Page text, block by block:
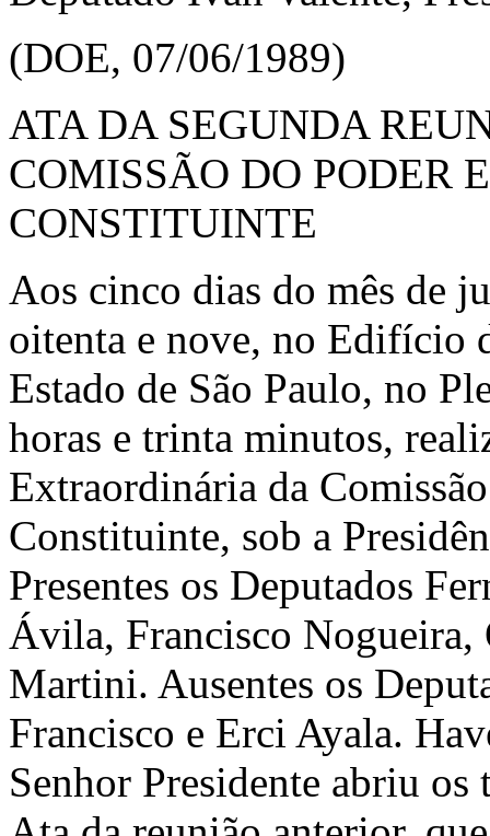
(DOE, 07/06/1989)
ATA DA SEGUNDA
COMISSÃO DO PODER
CONSTITUINTE
Aos cinco dias do mês de
oitenta e nove, no Edifício
Estado de São Paulo, no
horas e trinta minutos,
Extraordinária da
Constituinte, sob a
Presentes os Deputados
Ávila, Francisco Nogueira,
Martini. Ausentes os
Francisco e Erci Ayala.
Senhor Presidente abriu